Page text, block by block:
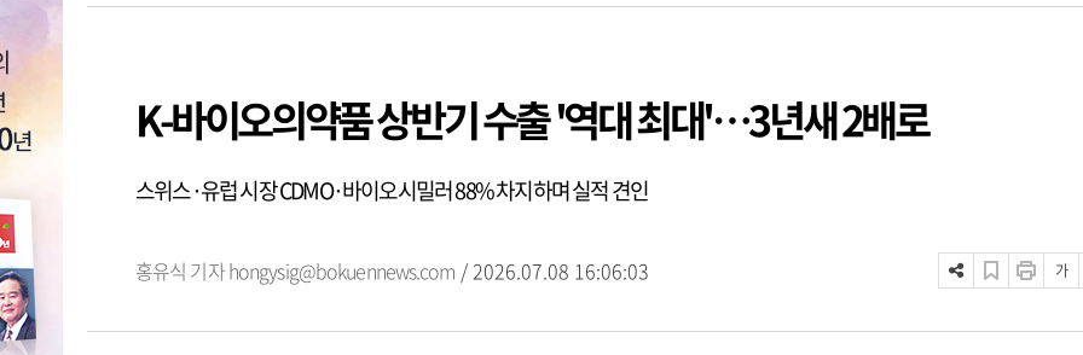
K-바이오의약품 상반기 수출 '역대 최대'…3년새 2배로
스위스·유럽 시장 CDMO·바이오시밀러 88% 차지하며 실적 견인
홍유식 기자hongysig@bokuennews.com / 2026.07.08 16:06:03 가